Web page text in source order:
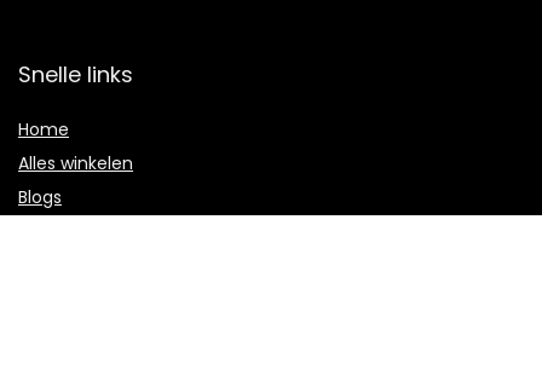
Snelle links
Home
Alles winkelen
Blogs